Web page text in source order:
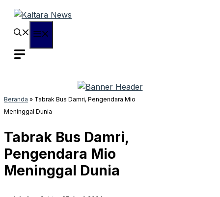
Langsung
Beranda » Tabrak Bus Damri, Pengendara Mio
Meninggal Dunia
Tabrak Bus Damri,
Pengendara Mio
Meninggal Dunia